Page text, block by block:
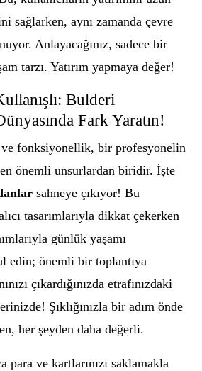
sağlarken, aynı zamanda çevre
Anlayacağınız, sadece bir
tarzı. Yatırım yapmaya değer!
Bulderi
Fark Yaratın!
ve fonksiyonellik, bir profesyonelin
önemli unsurlardan biridir. İşte
sahneye çıkıyor! Bu
tasarımlarıyla dikkat çekerken
günlük yaşamı
edin; önemli bir toplantıya
çıkardığınızda etrafınızdaki
Şıklığınızla bir adım önde
her şeyden daha değerli.
para ve kartlarınızı saklamakla